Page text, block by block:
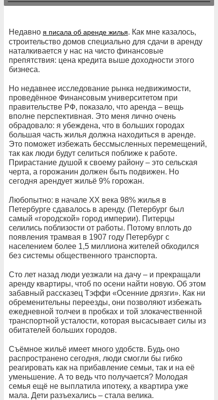
Недавно я писала об аренде жилья. Как мне казалось,
строительство домов специально для сдачи в аренду
наталкивается у нас на чисто финансовые
препятствия: цена кредита выше доходности этого
бизнеса.
Но недавнее исследование рынка недвижимости,
проведённое Финансовым университетом при
правительстве РФ, показало, что аренда – вещь
вполне перспективная. Это меня лично очень
обрадовало: я убеждена, что в больших городах
большая часть жилья должна находиться в аренде.
Это поможет избежать бессмысленных перемещений,
так как люди будут селиться поближе к работе.
Прирастание душой к своему району – это сельская
черта, а горожанин должен быть подвижен. Но
сегодня арендует жильё 9% горожан.
Любопытно: в начале XX века 98% жилья в
Петербурге сдавалось в аренду. (Петербург был
самый «городской» город империи). Питерцы
селились поблизости от работы. Потому вплоть до
появления трамвая в 1907 году Петербург с
населением более 1,5 миллиона жителей обходился
без системы общественного транспорта.
Сто лет назад люди уезжали на дачу – и прекращали
аренду квартиры, чтоб по осени найти новую. Об этом
забавный рассказец Тэффи «Осенние дрязги». Как ни
обременительны переезды, они позволяют избежать
ежедневной толчеи в пробках и той злокачественной
транспортной усталости, которая высасывает силы из
обитателей больших городов.
Съёмное жильё имеет много удобств. Будь оно
распространено сегодня, люди смогли бы гибко
реагировать как на прибавление семьи, так и на её
уменьшение. А то ведь что получается? Молодая
семья ещё не выплатила ипотеку, а квартира уже
мала. Дети разъехались – стала велика.